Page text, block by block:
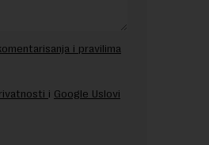
i pravilima
i Google Uslovi